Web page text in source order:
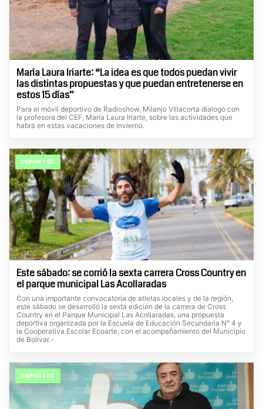
María Laura Iriarte: “La idea es que todos puedan vivir
las distintas propuestas y que puedan entretenerse en
estos 15 días”
Para el móvil deportivo de Radioshow, Milanjo Villacorta dialogó con
la profesora del CEF, María Laura Iriarte, sobre las actividades que
habrá en estas vacaciones de invierno.
DEPORTES
Este sábado: se corrió la sexta carrera Cross Country en
el parque municipal Las Acollaradas
Con una importante convocatoria de atletas locales y de la región,
este sábado se desarrolló la sexta edición de la carrera de Cross
Country en el Parque Municipal Las Acollaradas, una propuesta
deportiva organizada por la Escuela de Educación Secundaria N° 4 y
la Cooperativa Escolar Ecoarte, con el acompañamiento del Municipio
de Bolívar.-
DEPORTES